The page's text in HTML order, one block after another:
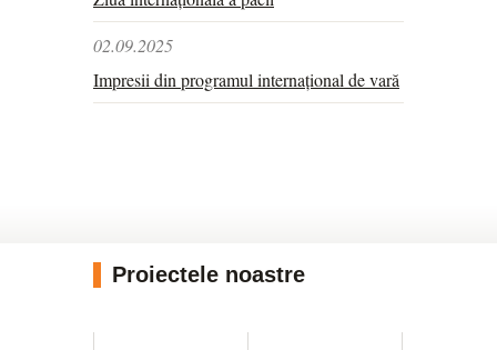
02.09.2025
Impresii din programul internațional de vară
Proiectele noastre